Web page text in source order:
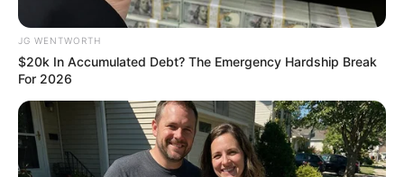
JG WENTWORTH
$20k In Accumulated Debt? The Emergency Hardship Break
For 2026